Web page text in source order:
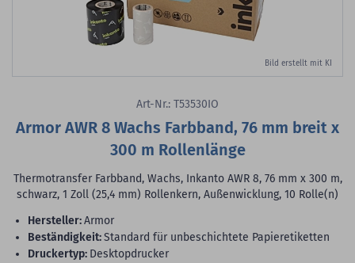
Bild erstellt mit KI
Art-Nr.: T53530IO
Armor AWR 8 Wachs Farbband, 76 mm breit x
300 m Rollenlänge
Thermotransfer Farbband, Wachs, Inkanto AWR 8, 76 mm x 300 m,
schwarz, 1 Zoll (25,4 mm) Rollenkern, Außenwicklung, 10 Rolle(n)
Hersteller:Armor
Beständigkeit:Standard für unbeschichtete Papieretiketten
Druckertyp: Desktopdrucker